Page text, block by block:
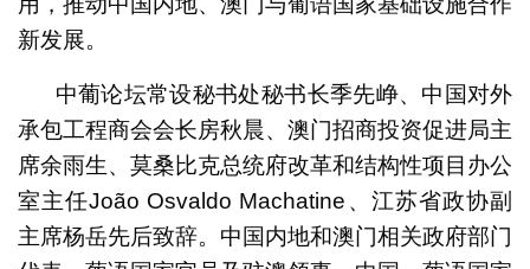
新发展。
中葡论坛常设秘书处秘书长季先峥、中国对外
承包工程商会会长房秋晨、澳门招商投资促进局主
席余雨生、莫桑比克总统府改革和结构性项目办公
室主任João Osvaldo Machatine、江苏省政协副
主席杨岳先后致辞。中国内地和澳门相关政府部门